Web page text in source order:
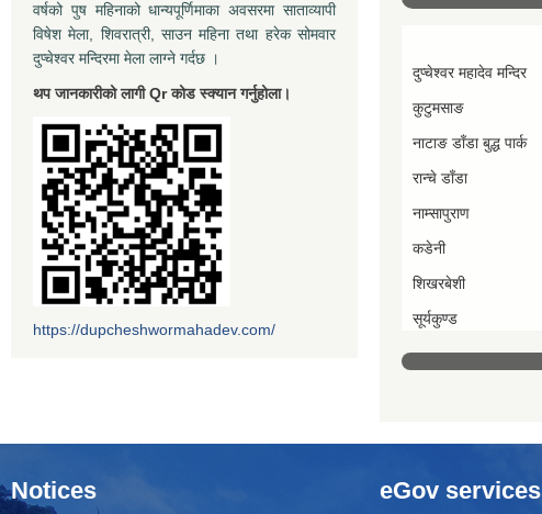
वर्षको पुष महिनाको धान्यपूर्णिमाका अवसरमा साताव्यापी
विषेश मेला, शिवरात्री, साउन महिना तथा हरेक सोमवार
दुप्चेश्वर मन्दिरमा मेला लाग्ने गर्दछ ।
थप जानकारीको लागी Qr कोड स्क्यान गर्नुहोला।
https://dupcheshwormahadev.com/
दुप्चेश्वर महादेव मन्दिर
कुटुमसाङ
नाटाङ डाँडा बुद्ध पार्क
रान्चे डाँडा
नाम्सापुराण
कडेनी
शिखरबेशी
सूर्यकुण्ड
Notices eGov services